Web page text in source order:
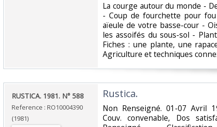
‎La courge autour du monde -
- Coup de fourchette pour
aïeule de votre basse-cour -
les assoifés du sous-sol -
Fiches : une plante, une
Agriculture et techniques
‎RUSTICA. 1981. N° 588‎
Reference : RO10004390
(1981)
‎Rustica.‎
‎Non Renseigné. 01-07 Avril
Couv. convenable, Dos